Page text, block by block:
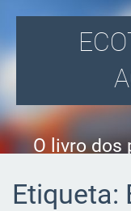
O livro dos
Etiqueta: